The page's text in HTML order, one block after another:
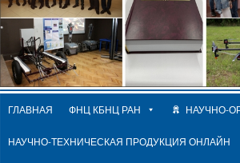
ГЛАВНАЯ ФНЦ КБНЦ РАН НАУЧНО-
НАУЧНО-ТЕХНИЧЕСКАЯ ПРОДУКЦИЯ ОНЛАЙН